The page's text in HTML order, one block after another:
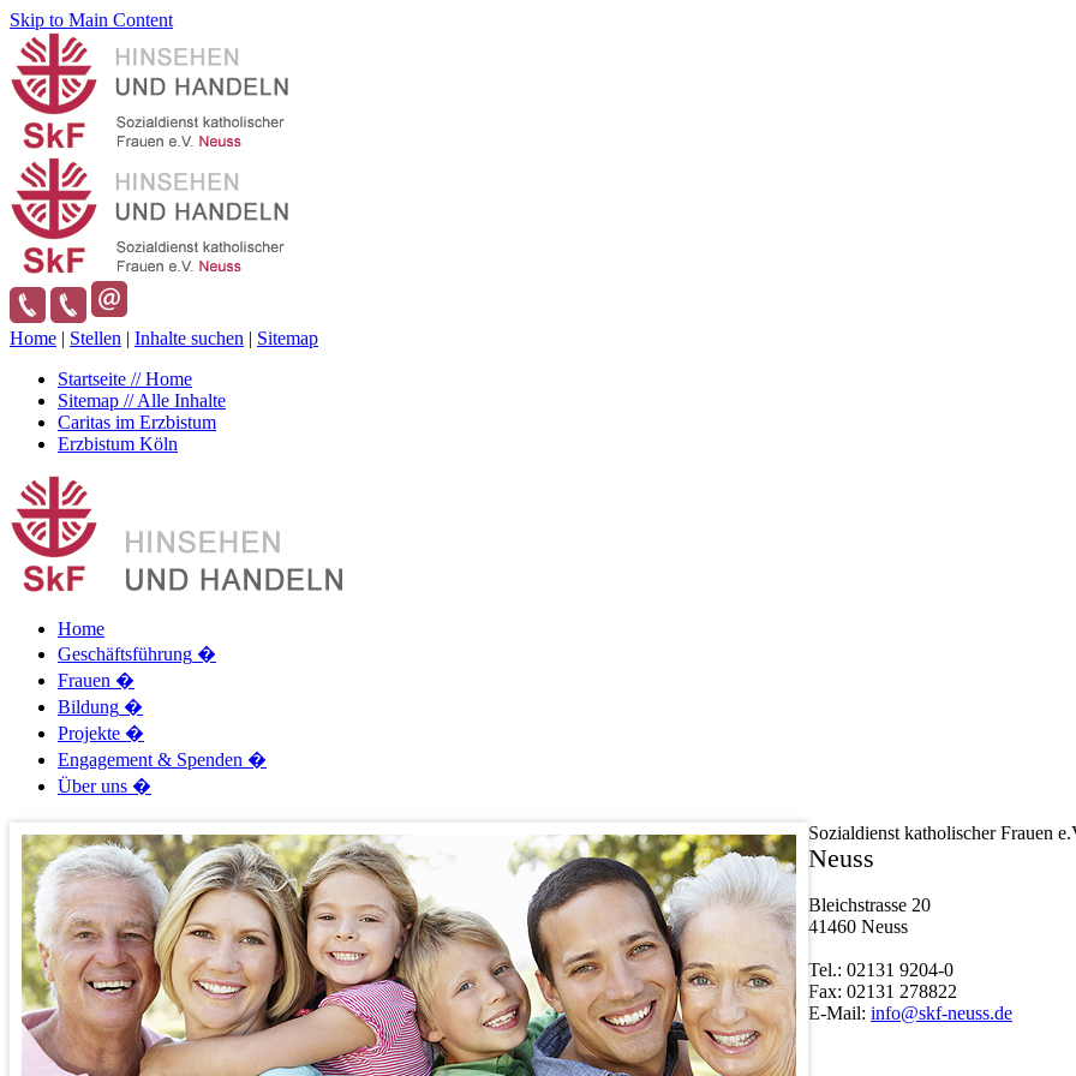
Skip to Main Content
Home | Stellen | Inhalte suchen | Sitemap
Startseite // Home
Sitemap // Alle Inhalte
Caritas im Erzbistum
Erzbistum Köln
Home
Geschäftsführung �
Frauen �
Bildung �
Projekte �
Engagement & Spenden �
Über uns �
Sozialdienst katholischer Frauen
Neuss
Bleichstrasse 20
41460 Neuss
Tel.: 02131 9204-0
Fax: 02131 278822
E-Mail: info@skf-neuss.de